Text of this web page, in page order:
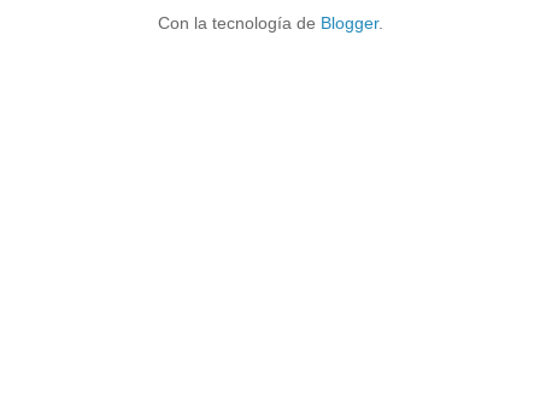
Con la tecnología de Blogger.